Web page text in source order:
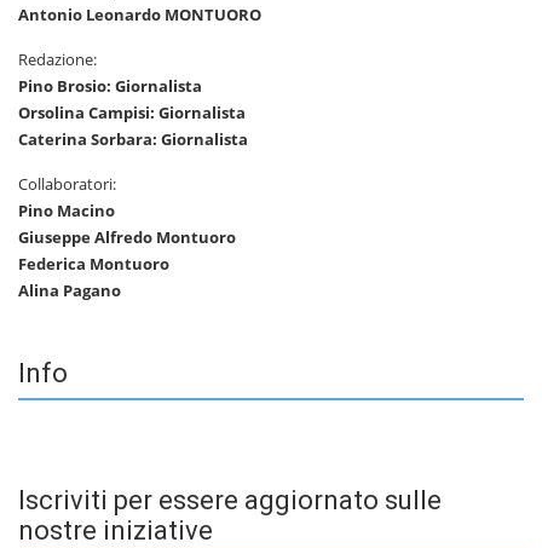
Antonio Leonardo MONTUORO
Redazione:
Pino Brosio: Giornalista
Orsolina Campisi: Giornalista
Caterina Sorbara: Giornalista
Collaboratori:
Pino Macino
Giuseppe Alfredo Montuoro
Federica Montuoro
Alina Pagano
Info
Iscriviti per essere aggiornato sulle
nostre iniziative